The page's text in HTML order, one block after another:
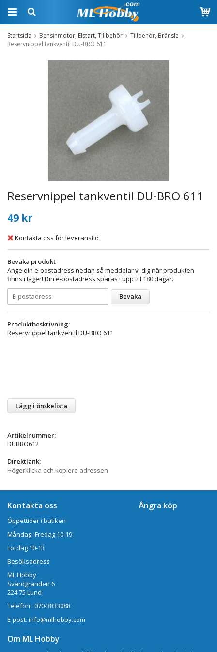
Startsida Bensinmotor, Elstart, Tillbehör
Tillbehör, Bränsle
Reservnippel tankventil DU-BRO 611
Reservnippel tankventil DU-BRO 611
49 kr
Kontakta oss för leveranstid
Bevaka produkt
Ange din e-postadress nedan så meddelar vi dig när produkten
finns i lager! Din e-postadress sparas i upp till 180 dagar.
Bevaka
Produktbeskrivning:
Reservnippel tankventil DU-BRO 611
Lägg i önskelista
Artikelnummer:
DUBRO612
Direktlänk:
Högerklicka och kopiera adressen
Kontakta oss
Öppettider i butiken
Måndag- Fredag 10-19
Lördag 10-13
Besöksadress
ML Hobby
Svärdgränden 6
224 75 Lund
Telefon : 070-3833088
E-post: info@mlhobby.com
Ångra köp
Om ML Hobby